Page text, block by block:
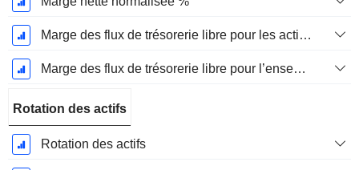
Marge des flux de trésorerie libre pour les actionnaires
Marge des flux de trésorerie libre pour l’ensemble des pourvoyeurs de fonds
Rotation des actifs
Rotation des actifs